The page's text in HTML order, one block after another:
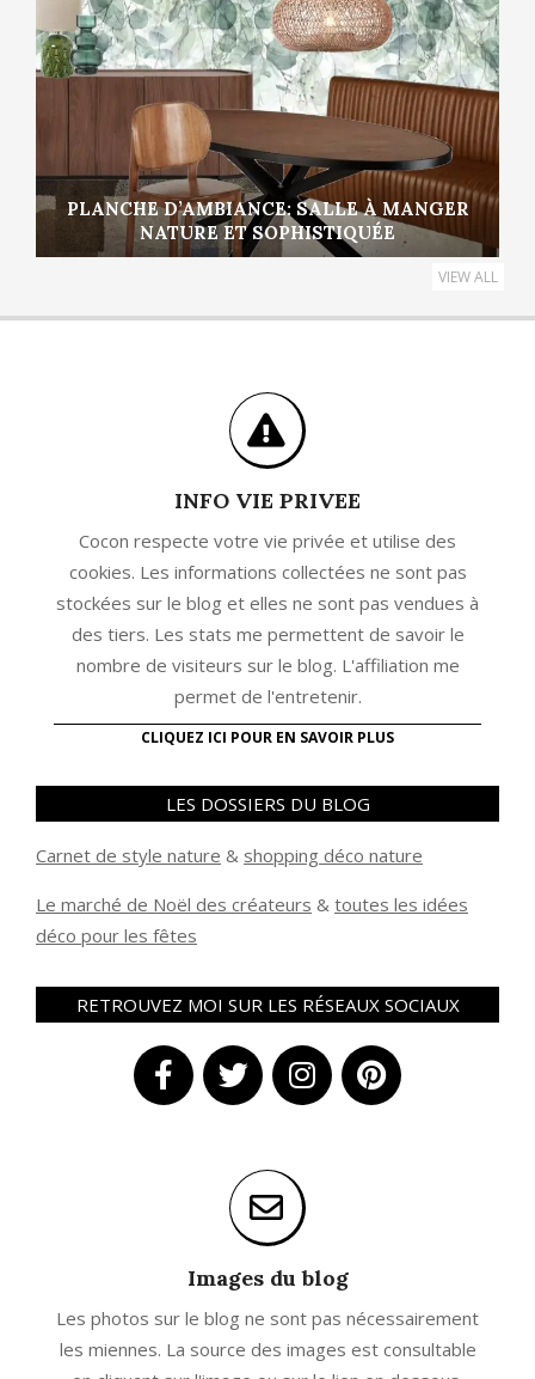
PLANCHE D’AMBIANCE: SALLE À MANGER
NATURE ET SOPHISTIQUÉE
VIEW ALL
INFO VIE PRIVEE
Cocon respecte votre vie privée et utilise des
cookies. Les informations collectées ne sont pas
stockées sur le blog et elles ne sont pas vendues à
des tiers. Les stats me permettent de savoir le
nombre de visiteurs sur le blog. L'affiliation me
permet de l'entretenir.
CLIQUEZ ICI POUR EN SAVOIR PLUS
LES DOSSIERS DU BLOG
Carnet de style nature & shopping déco nature
Le marché de Noël des créateurs & toutes les idées
déco pour les fêtes
RETROUVEZ MOI SUR LES RÉSEAUX SOCIAUX
Images du blog
Les photos sur le blog ne sont pas nécessairement
les miennes. La source des images est consultable